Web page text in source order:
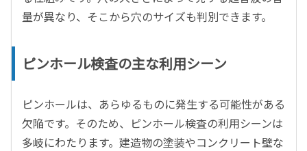
量が異なり、そこから穴のサイズも判別できます。
ピンホール検査の主な利用シーン
ピンホールは、あらゆるものに発生する可能性がある
欠陥です。そのため、ピンホール検査の利用シーンは
多岐にわたります。建造物の塗装やコンクリート壁な